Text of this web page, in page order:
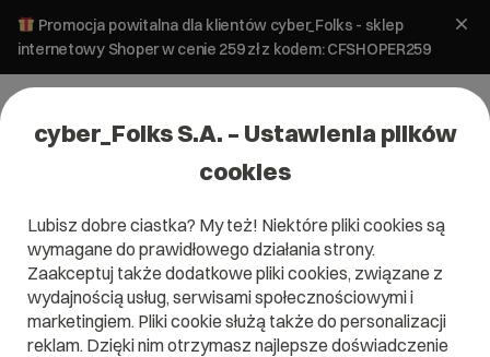
Promocja powitalna dla klientów cyber_Folks - sklep
internetowy Shoper w cenie 259 zł z kodem: CFSHOPER259
Domena .farm
Jeśli jesteś eko – wybierz .farm!
cyber_Folks S.A. – Ustawienia plików
cookies
Lubisz dobre ciastka? My też! Niektóre pliki cookies są
wymagane do prawidłowego działania strony.
Zaakceptuj także dodatkowe pliki cookies, związane z
wydajnością usług, serwisami społecznościowymi i
marketingiem. Pliki cookie służą także do personalizacji
reklam. Dzięki nim otrzymasz najlepsze doświadczenie